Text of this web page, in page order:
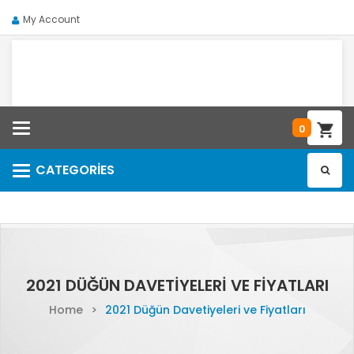
My Account
0
CATEGORIES
Categories
2021 DÜĞÜN DAVETIYELERI VE FIYATLARI
Home > 2021 Düğün Davetiyeleri ve Fiyatları